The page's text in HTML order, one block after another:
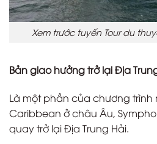
Xem trước tuyến Tour du
Bản giao hưởng trở lại Địa
Là một phần của chương trình
Caribbean ở châu Âu,
quay trở lại Địa Trung Hải.